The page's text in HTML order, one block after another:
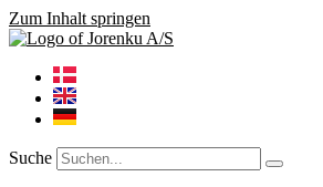
Zum Inhalt springen
Suche